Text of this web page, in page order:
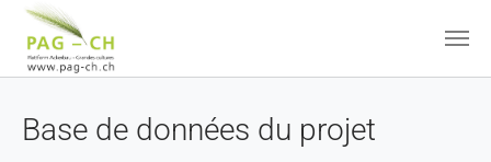
Base de données du projet